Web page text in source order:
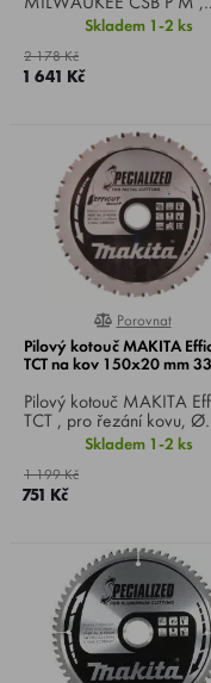
průměr kotouče 203 mm,
průměr hřídele 5/8", 42
Skladem 1-2 ks
2 178 Kč
1 641 Kč
0%
Porovnat
Pilový kotouč MAKITA
TCT na kov 150x20 mm
Pilový kotouč MAKITA Efficut
TCT , pro řezání kovu, Ø
kotouče 150 mm, Ø
mm, 33 zubů, ideální pro
Skladem 1-2 ks
1 199 Kč
751 Kč